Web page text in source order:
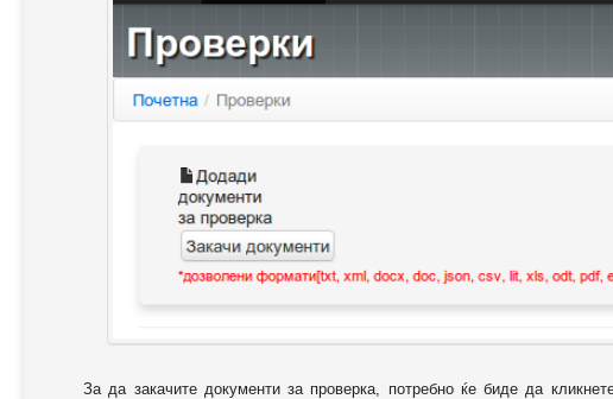
За да закачите документи за проверка, потребно ќе биде да